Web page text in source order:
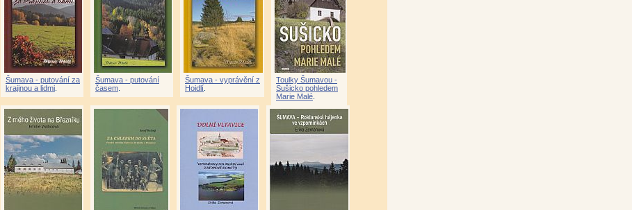
Šumava - putování za
krajinou a lidmi
Šumava - putování
časem
Šumava - vyprávění z
Hoidlí
Toulky Šumavou -
Sušicko pohledem
Marie Malé